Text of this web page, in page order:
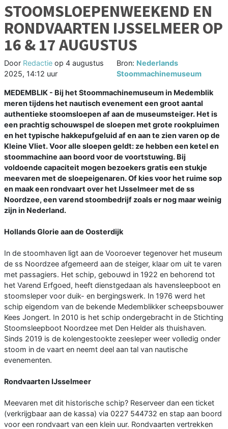
STOOMSLOEPENWEEKEND EN
RONDVAARTEN IJSSELMEER OP
16 & 17 AUGUSTUS
Door Redactie op 4 augustus
2025, 14:12 uur
Bron: Nederlands
Stoommachinemuseum
MEDEMBLIK - Bij het Stoommachinemuseum in Medemblik
meren tijdens het nautisch evenement een groot aantal
authentieke stoomsloepen af aan de museumsteiger. Het is
een prachtig schouwspel de sloepen met grote rookpluimen
en het typische hakkepufgeluid af en aan te zien varen op de
Kleine Vliet. Voor alle sloepen geldt: ze hebben een ketel en
stoommachine aan boord voor de voortstuwing. Bij
voldoende capaciteit mogen bezoekers gratis een stukje
meevaren met de sloepeigenaren. Of kies voor het ruime sop
en maak een rondvaart over het IJsselmeer met de ss
Noordzee, een varend stoombedrijf zoals er nog maar weinig
zijn in Nederland.
Hollands Glorie aan de Oosterdijk
In de stoomhaven ligt aan de Vooroever tegenover het museum
de ss Noordzee afgemeerd aan de steiger, klaar om uit te varen
met passagiers. Het schip, gebouwd in 1922 en behorend tot
het Varend Erfgoed, heeft dienstgedaan als havensleepboot en
stoomsleper voor duik- en bergingswerk. In 1976 werd het
schip eigendom van de bekende Medemblikker scheepsbouwer
Kees Jongert. In 2010 is het schip ondergebracht in de Stichting
Stoomsleepboot Noordzee met Den Helder als thuishaven.
Sinds 2019 is de kolengestookte zeesleper weer volledig onder
stoom in de vaart en neemt deel aan tal van nautische
evenementen.
Rondvaarten IJsselmeer
Meevaren met dit historische schip? Reserveer dan een ticket
(verkrijgbaar aan de kassa) via 0227 544732 en stap aan boord
voor een rondvaart van een klein uur. Rondvaarten vertrekken